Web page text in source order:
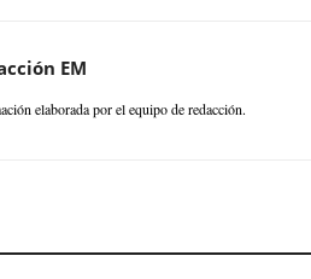
EM
elaborada por el equipo de redacción.